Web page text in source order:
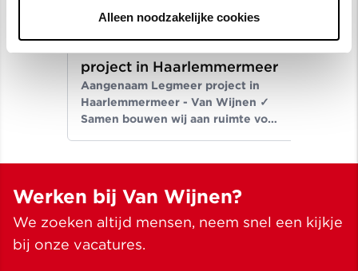
Alleen noodzakelijke cookies
12 november 2021
Aangenaam Legmeer
project in Haarlemmermeer
Aangenaam Legmeer project in
Haarlemmermeer - Van Wijnen ✓
Samen bouwen wij aan ruimte voor
Werken bij Van Wijnen?
We zoeken altijd mensen, neem snel een kijkje
bij onze vacatures.